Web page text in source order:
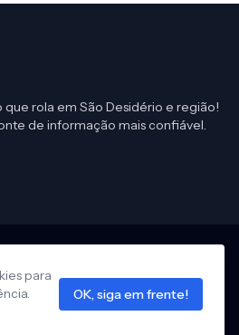
rola em São Desidério e região!
de informação mais confiável.
- Info São Desidério
Política de Privacidade
em nosso site
para
OK, siga em frente!